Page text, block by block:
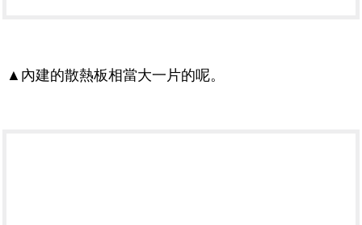
▲內建的散熱板相當大一片的呢。